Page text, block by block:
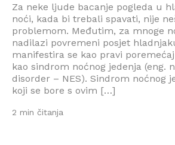
Za neke ljude bacanje pogleda u
noći, kada bi trebali spavati, nije
problemom. Međutim, za mnoge
nadilazi povremeni posjet
manifestira se kao pravi
kao sindrom noćnog jedenja (eng.
disorder – NES). Sindrom noćnog
koji se bore s ovim […]
2 min čitanja